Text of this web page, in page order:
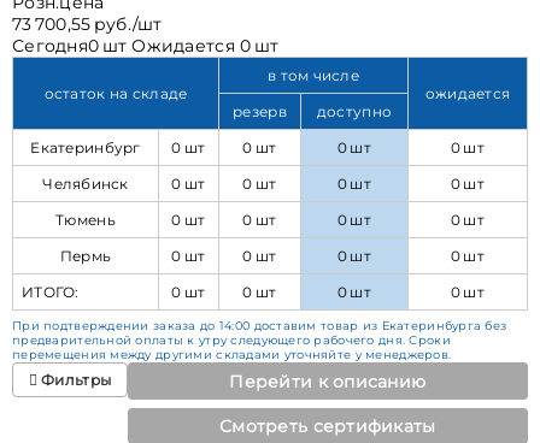
73 700,55 руб./шт
Сегодня0 шт Ожидается 0 шт
остаток на складе
в том числе
ожидается
резерв
доступно
Екатеринбург
0 шт 0 шт 0 шт
0 шт
Челябинск
0 шт 0 шт 0 шт
0 шт
Тюмень
0 шт 0 шт 0 шт
0 шт
Пермь
0 шт 0 шт 0 шт
0 шт
ИТОГО:
0 шт 0 шт 0 шт 0 шт
При подтверждении заказа до 14:00 доставим товар из Екатеринбурга без
предварительной оплаты к утру следующего рабочего дня. Сроки
перемещения между другими складами уточняйте у менеджеров.
Фильтры Перейти к описанию
Смотреть сертификаты